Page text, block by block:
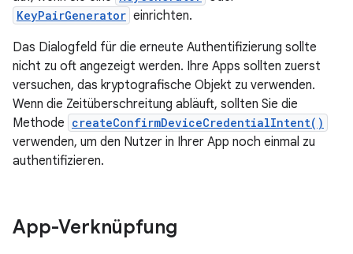
KeyPairGenerator einrichten.
Das Dialogfeld für die erneute Authentifizierung sollte
nicht zu oft angezeigt werden. Ihre Apps sollten zuerst
versuchen, das kryptografische Objekt zu verwenden.
Wenn die Zeitüberschreitung abläuft, sollten Sie die
Methode createConfirmDeviceCredentialIntent()
verwenden, um den Nutzer in Ihrer App noch einmal zu
authentifizieren.
App-Verknüpfung